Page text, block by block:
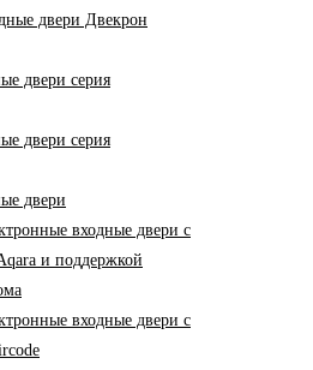
двери Двекрон
двери серия
двери серия
двери
входные двери с
и поддержкой
входные двери с